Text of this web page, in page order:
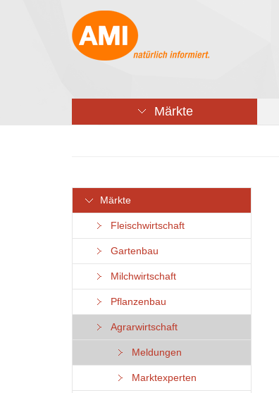
Märkte
Märkte
Fleischwirtschaft
Gartenbau
Milchwirtschaft
Pflanzenbau
Agrarwirtschaft
Meldungen
Marktexperten